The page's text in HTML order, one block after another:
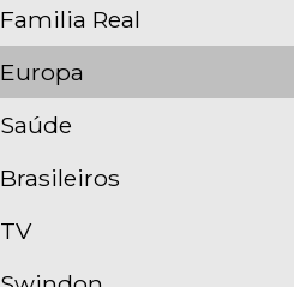
Familia Real
Europa
Saúde
Brasileiros
TV